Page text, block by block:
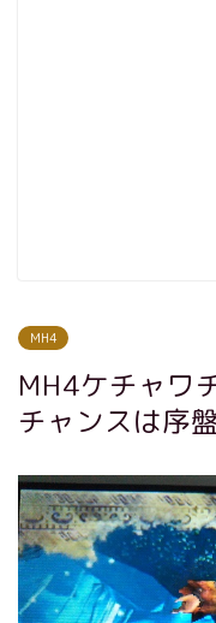
MH4
MH4ケチャワ
チャンスは序